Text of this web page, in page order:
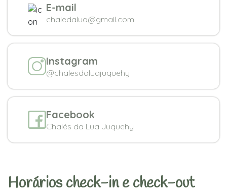
E-mail
chaledalua@gmail.com
Instagram
@chalesdaluajuquehy
Facebook
Chalés da Lua Juquehy
Horários check-in e check-out